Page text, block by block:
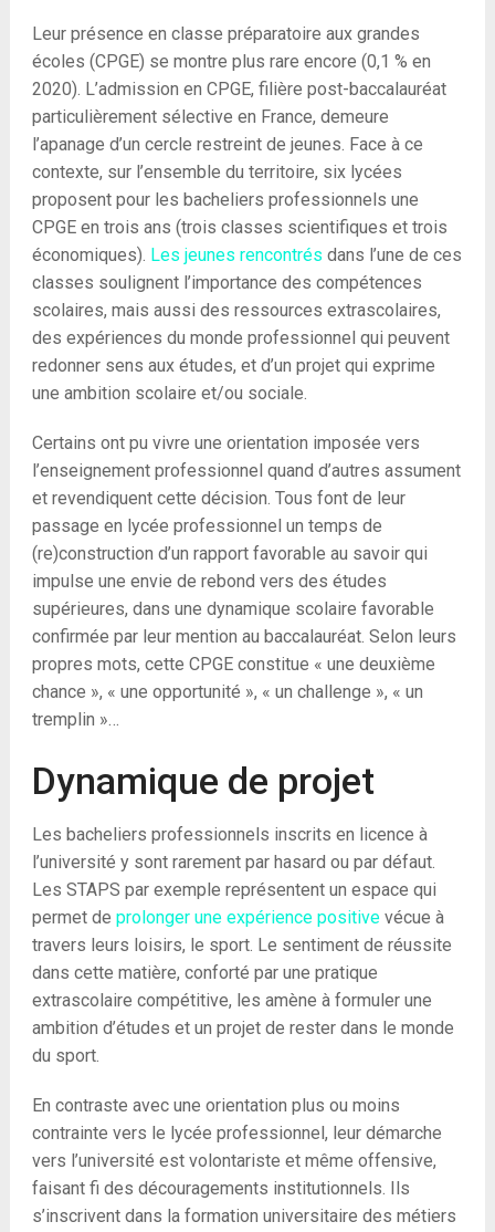
Leur présence en classe préparatoire aux grandes
écoles (CPGE) se montre plus rare encore (0,1 % en
2020). L’admission en CPGE, filière post-baccalauréat
particulièrement sélective en France, demeure
l’apanage d’un cercle restreint de jeunes. Face à ce
contexte, sur l’ensemble du territoire, six lycées
proposent pour les bacheliers professionnels une
CPGE en trois ans (trois classes scientifiques et trois
économiques). Les jeunes rencontrés dans l’une de ces
classes soulignent l’importance des compétences
scolaires, mais aussi des ressources extrascolaires,
des expériences du monde professionnel qui peuvent
redonner sens aux études, et d’un projet qui exprime
une ambition scolaire et/ou sociale.
Certains ont pu vivre une orientation imposée vers
l’enseignement professionnel quand d’autres assument
et revendiquent cette décision. Tous font de leur
passage en lycée professionnel un temps de
(re)construction d’un rapport favorable au savoir qui
impulse une envie de rebond vers des études
supérieures, dans une dynamique scolaire favorable
confirmée par leur mention au baccalauréat. Selon leurs
propres mots, cette CPGE constitue « une deuxième
chance », « une opportunité », « un challenge », « un
tremplin »…
Dynamique de projet
Les bacheliers professionnels inscrits en licence à
l’université y sont rarement par hasard ou par défaut.
Les STAPS par exemple représentent un espace qui
permet de prolonger une expérience positivevécue à
travers leurs loisirs, le sport. Le sentiment de réussite
dans cette matière, conforté par une pratique
extrascolaire compétitive, les amène à formuler une
ambition d’études et un projet de rester dans le monde
du sport.
En contraste avec une orientation plus ou moins
contrainte vers le lycée professionnel, leur démarche
vers l’université est volontariste et même offensive,
faisant fi des découragements institutionnels. Ils
s’inscrivent dans la formation universitaire des métiers